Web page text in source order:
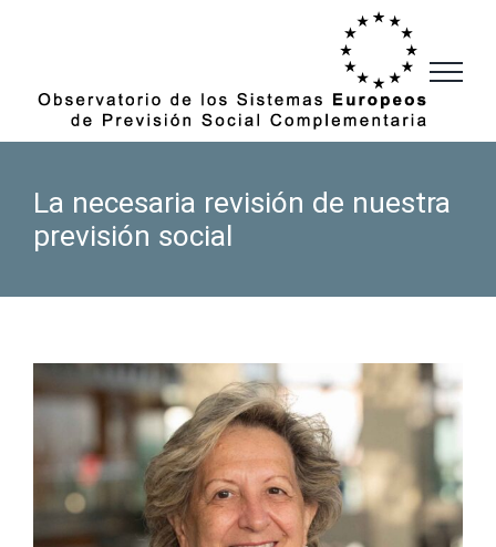
La necesaria revisión de nuestra
previsión social
imagen
grande